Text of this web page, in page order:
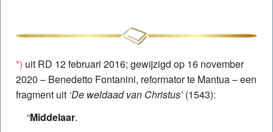
*) uit RD 12 februari 2016; gewijzigd op 16 november
2020 – Benedetto Fontanini, reformator te Mantua – een
fragment uit ‘De weldaad van Christus’ (1543):
“Middelaar.